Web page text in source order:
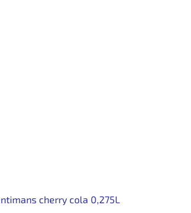
cherry cola 0,275L